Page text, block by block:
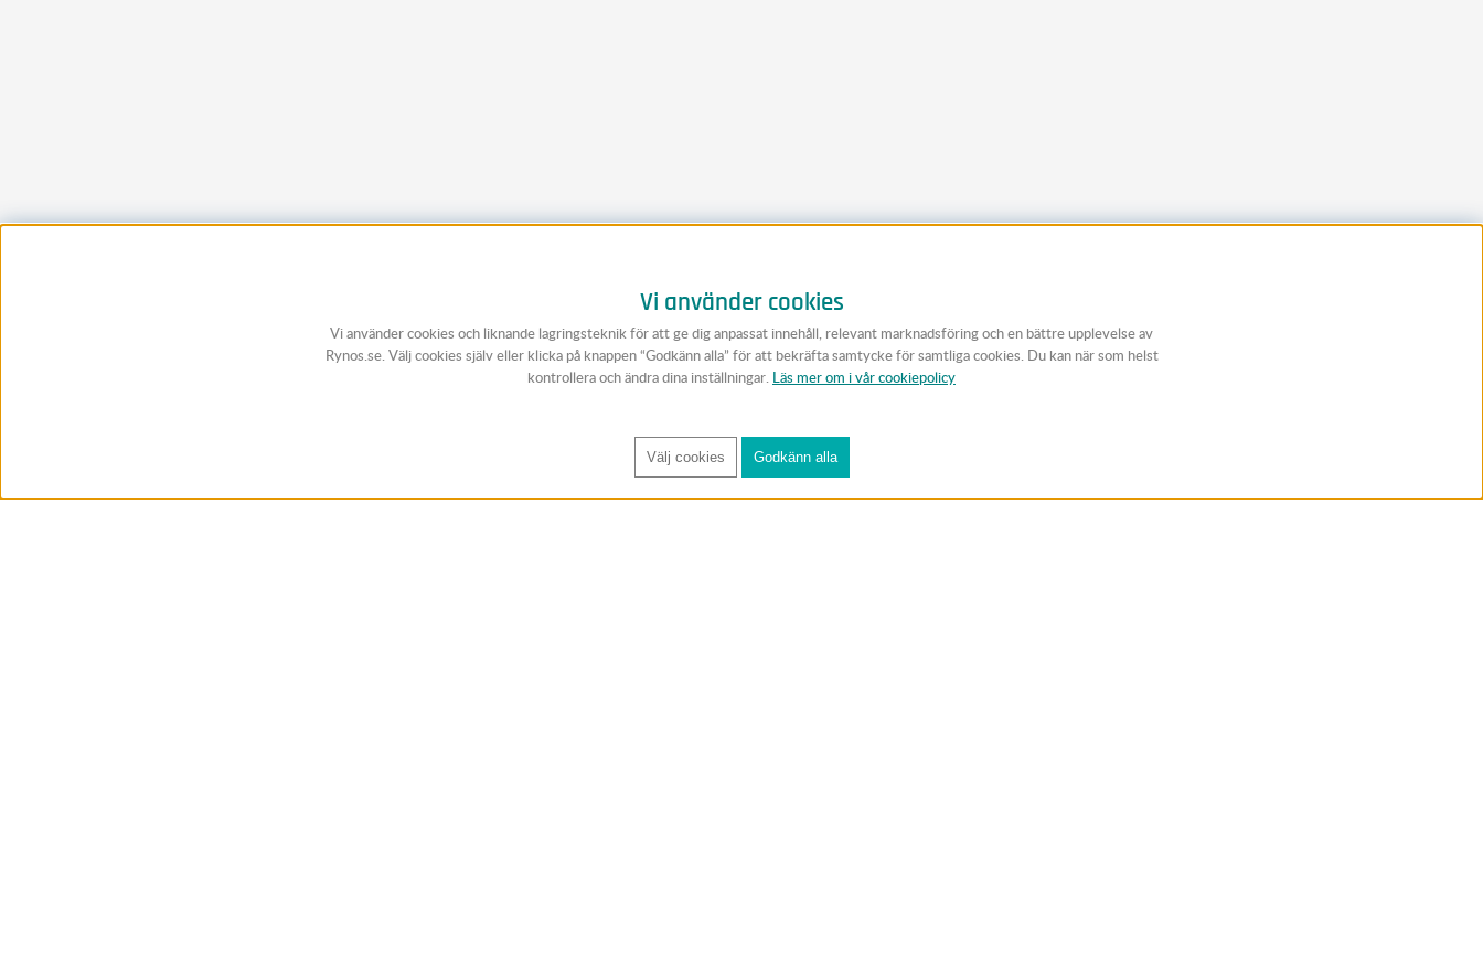
Vi använder cookies
Vi använder cookies och liknande lagringsteknik för att ge dig anpassat innehåll, relevant marknadsföring och en bättre upplevelse av
Rynos.se. Välj cookies själv eller klicka på knappen “Godkänn alla” för att bekräfta samtycke för samtliga cookies. Du kan när som helst
kontrollera och ändra dina inställningar. Läs mer om i vår cookiepolicy
Välj cookies Godkänn alla